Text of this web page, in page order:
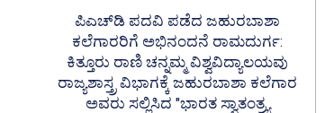
ಪಿಎಚ್‌ಡಿ ಪದವಿ ಪಡೆದ ಜಹುರಬಾಶಾ
ಕಲೆಗಾರರಿಗೆ ಅಭಿನಂದನೆ ರಾಮದುರ್ಗ:
ಕಿತ್ತೂರು ರಾಣಿ ಚನ್ನಮ್ಮ ವಿಶ್ವವಿದ್ಯಾಲಯವು
ರಾಜ್ಯಶಾಸ್ತ್ರ ವಿಭಾಗಕ್ಕೆ ಜಹುರಬಾಶಾ ಕಲೆಗಾರ
ಅವರು ಸಲ್ಲಿಸಿದ "ಭಾರತ ಸ್ವಾತಂತ್ರ್ಯ